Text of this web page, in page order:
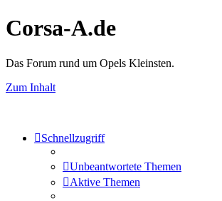
Corsa-A.de
Das Forum rund um Opels Kleinsten.
Zum Inhalt
Schnellzugriff
Unbeantwortete Themen
Aktive Themen